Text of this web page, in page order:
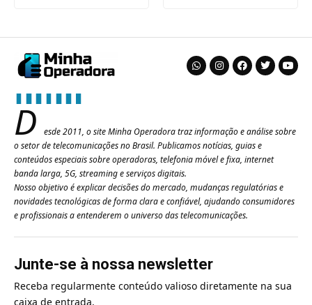
D
esde 2011, o site Minha Operadora traz informação e análise sobre
o setor de telecomunicações no Brasil. Publicamos notícias, guias e
conteúdos especiais sobre operadoras, telefonia móvel e fixa, internet
banda larga, 5G, streaming e serviços digitais.
Nosso objetivo é explicar decisões do mercado, mudanças regulatórias e
novidades tecnológicas de forma clara e confiável, ajudando consumidores
e profissionais a entenderem o universo das telecomunicações.
Junte-se à nossa newsletter
Receba regularmente conteúdo valioso diretamente na sua
caixa de entrada.